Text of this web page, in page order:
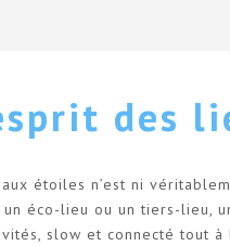
des
aux étoiles n’est ni
un éco-lieu ou un tiers-lieu,
slow et connecté tout à